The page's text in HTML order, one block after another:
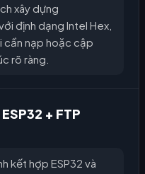
xây dựng
định dạng Intel Hex,
cần nạp hoặc cập
rõ ràng.
+ FTP
kết hợp ESP32 và